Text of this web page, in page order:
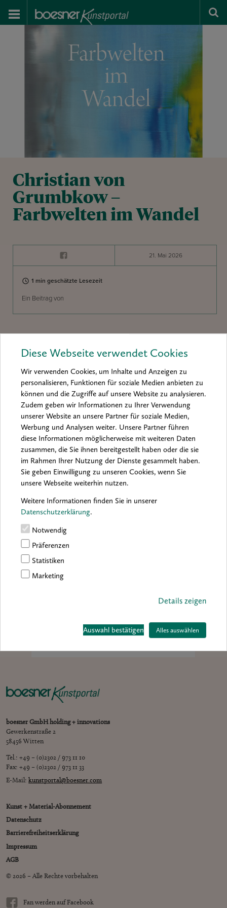
Diese Webseite verwendet Cookies
Wir verwenden Cookies, um Inhalte und Anzeigen zu
personalisieren, Funktionen für soziale Medien anbieten zu
können und die Zugriffe auf unsere Website zu analysieren.
Zudem geben wir Informationen zu Ihrer Verwendung
unserer Website an unsere Partner für soziale Medien,
Werbung und Analysen weiter. Unsere Partner führen
diese Informationen möglicherweise mit weiteren Daten
zusammen, die Sie ihnen bereitgestellt haben oder die sie
im Rahmen Ihrer Nutzung der Dienste gesammelt haben.
Sie geben Einwilligung zu unseren Cookies, wenn Sie
unsere Webseite weiterhin nutzen.
Weitere Informationen finden Sie in unserer
Datenschutzerklärung.
Notwendig
Präferenzen
Statistiken
Marketing
Details zeigen
Auswahl bestätigen Alles auswählen
Christian von
Grumbkow –
Farbwelten im Wandel
21. Mai 2026
1 min geschätzte Lesezeit
Ein Beitrag von
0 Kommentare
KOMMENTARE EINBLENDEN
Diese Artikel könnten Sie
auch interessieren:
Kelly Grovier – Malkasten der Meister
boesner GmbH holding + innovations
Gewerkenstraße 2
58456 Witten
Tel.: +49 – (0)2302 / 973 11 10
Fax: +49 – (0)2302 / 973 11 33
E-Mail:kunstportal@boesner.com
Kunst + Material-Abonnement
Datenschutz
Barrierefreiheitserklärung
Impressum
AGB
© 2026 – Alle Rechte vorbehalten
Fan werden auf Facebook